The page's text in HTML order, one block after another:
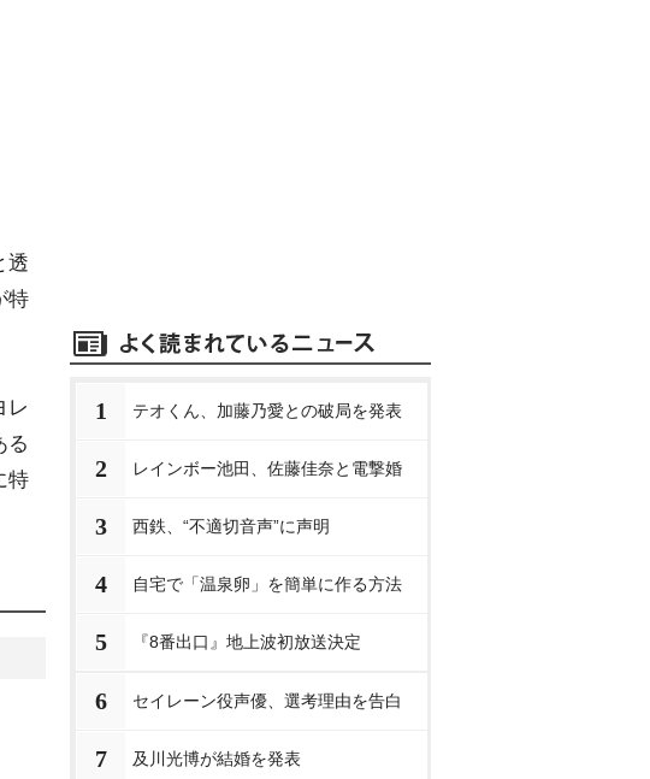
透
特
レ
る
特
1 テオくん、加藤乃愛との破局を発表
2 レインボー池田、佐藤佳奈と電撃婚
3 西鉄、“不適切音声”に声明
4 自宅で「温泉卵」を簡単に作る方法
5 『8番出口』地上波初放送決定
6 セイレーン役声優、選考理由を告白
7 及川光博が結婚を発表